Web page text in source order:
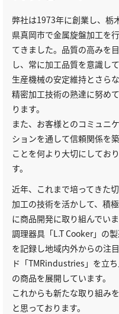
弊社は1973年に創業し、栃
県真岡市で金属旋盤加工を
てきました。品質の高みを
し、常に加工品質を意識して
生産機械の安定維持とさら
精密加工技術の熟達に努め
ります。
また、お客様とのコミュニ
ションを通して信頼関係を
ことを何より大切にしてお
す。
近年、これまで培ってきた
加工の技術を活かして、積
に商品開発に取り組んでい
調理器具「L.T Cooker」の
を記録し地域内外からの注
ド「TMRindustries」を立
の商品を展開しています。
これからも新たな取り組み
と思っております。